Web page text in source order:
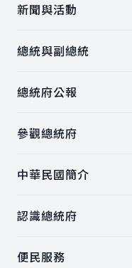
新聞與活動
總統與副總統
總統府公報
參觀總統府
中華民國簡介
認識總統府
便民服務